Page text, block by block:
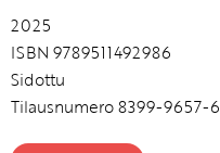
2025
ISBN 9789511492986
Sidottu
Tilausnumero 8399-9657-6